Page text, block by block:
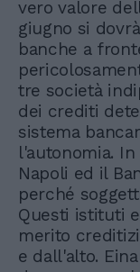
vero valore
giugno si
banche a
tre società
dei crediti
sistema
l'autonomia.
Napoli ed il
perché
Questi istituti
merito
e dall'alto.